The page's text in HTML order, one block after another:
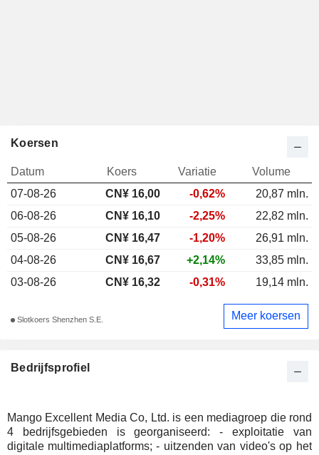
Bedrijfsprofiel
Mango Excellent Media Co, Ltd. is een mediagroep die rond
4 bedrijfsgebieden is georganiseerd: - exploitatie van
digitale multimediaplatforms; - uitzenden van video's op het
Koersen
Datum Koers Variatie
Volume
07-08-26
CN¥ 16,00 -0,62%
20,87 mln.
06-08-26
CN¥ 16,10 -2,25%
22,82 mln.
05-08-26
CN¥ 16,47 -1,20%
26,91 mln.
04-08-26
CN¥ 16,67 +2,14%
33,85 mln.
03-08-26
CN¥ 16,32 -0,31% 19,14 mln.
Slotkoers Shenzhen S.E. Meer koersen